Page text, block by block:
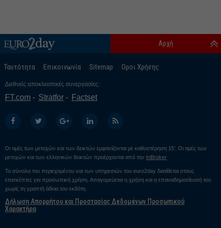
Ταυτότητα Επικοινωνία Sitemap Οροι Χρήσης
Αρχή
Διεθνείς αποκλειστικές συνεργασίες:
FT.com Stratfor Factset
Οι τιμές των μετοχών και των δεικτών εμφανίζονται με καθυστέρηση 15’. Οι τιμές των
μετοχών και των ελληνικών δεικτών προέρχονται από την InBroker
Το σύνολο του περιεχομένου και των υπηρεσιών του euro2day διατίθεται στους
επισκέπτες για προσωπική χρήση. Απαγορεύεται η χρήση και η επαναδημοσίευσή του
χωρίς τη γραπτή άδεια του εκδότη.
Δήλωση Απορρήτου και Προστασίας Δεδομένων Προσωπικού
Χαρακτήρα